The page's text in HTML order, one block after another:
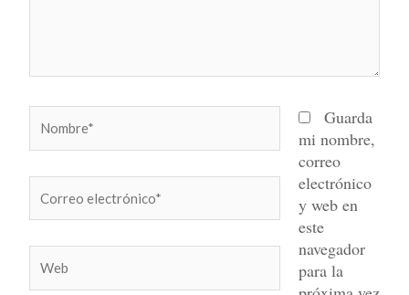
electrónico*
Guarda
mi nombre,
correo
electrónico
y web en
este
navegador
para la